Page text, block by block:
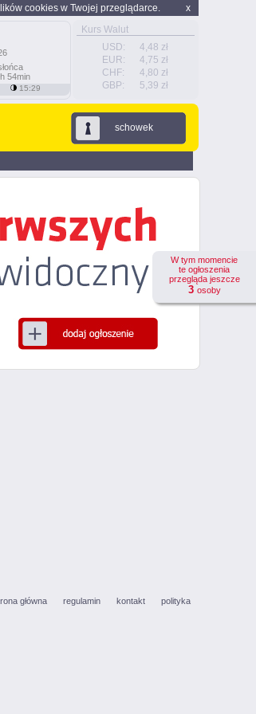
x
cookies w Twojej przeglądarce.
Kurs Walut
USD:
4,48 zł
EUR:
4,75 zł
CHF:
4,80 zł
GBP:
5,39 zł
54min
15:29
schowek
W tym momencie
te ogłoszenia
przegląda jeszcze
3 osoby
główna regulamin kontakt polityka